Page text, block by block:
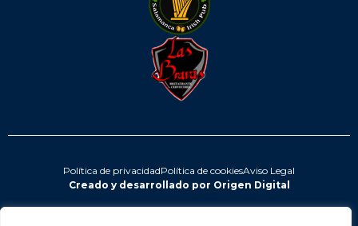
Política de privacidadPolítica de cookiesAviso Legal
Creado y desarrollado por Origen Digital​